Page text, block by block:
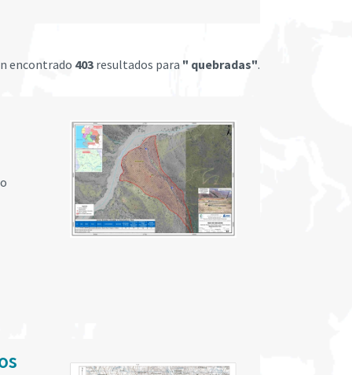
encontrado 403 resultados para " quebradas".